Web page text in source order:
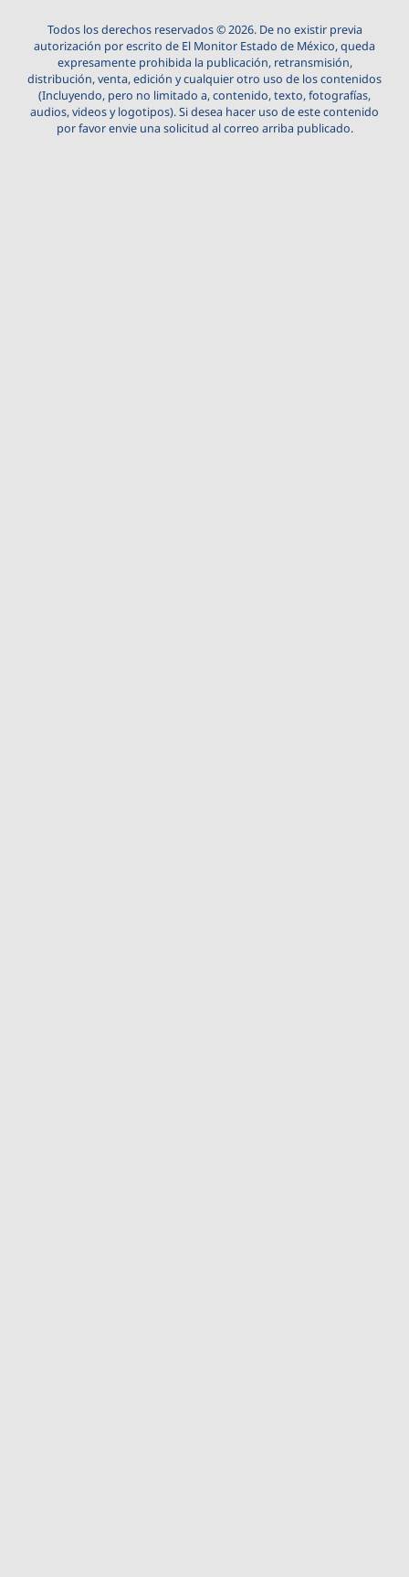
Todos los derechos reservados © 2026. De no existir previa
autorización por escrito de El Monitor Estado de México, queda
expresamente prohibida la publicación, retransmisión,
distribución, venta, edición y cualquier otro uso de los contenidos
(Incluyendo, pero no limitado a, contenido, texto, fotografías,
audios, videos y logotipos). Si desea hacer uso de este contenido
por favor envie una solicitud al correo arriba publicado.